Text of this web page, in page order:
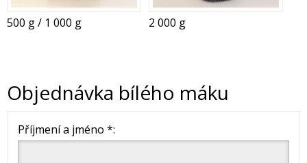
500 g / 1 000 g 2 000 g
Objednávka bílého máku
Příjmení a jméno *: